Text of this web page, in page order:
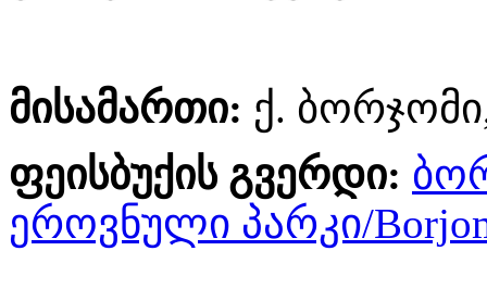
მისამართი: ქ.
ფეისბუქის გვერდი:
ეროვნული პარკი/